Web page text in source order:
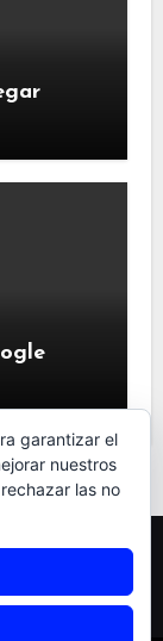
garantizar el
nuestros
las no